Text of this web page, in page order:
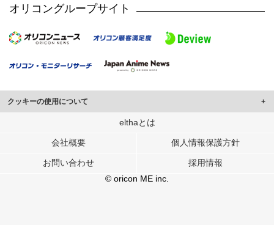
オリコングループサイト
クッキーの使用について
このサイトでは Cookie を使用して、ユーザーに合わせたコンテンツや広告の
行っています。
メディアや広告配信、データ解析の各パートナーに提供しています。
各パートナーは、この情報とユーザーが各パートナーに提供した他の情報や、
ユーザーが各パートナーのサービスを使用したときに収集した他の情報を組み
elthaとは
会社概要 個人情報保護方針
お問い合わせ
採用情報
© oricon ME inc.